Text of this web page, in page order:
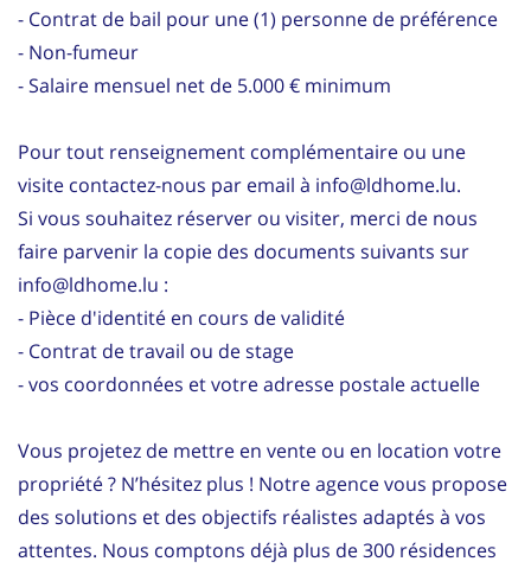
- Contrat de bail pour une (1) personne de préférence
- Non-fumeur
- Salaire mensuel net de 5.000 € minimum
Pour tout renseignement complémentaire ou une
visite contactez-nous par email à info@ldhome.lu.
Si vous souhaitez réserver ou visiter, merci de nous
faire parvenir la copie des documents suivants sur
info@ldhome.lu :
- Pièce d'identité en cours de validité
- Contrat de travail ou de stage
- vos coordonnées et votre adresse postale actuelle
Vous projetez de mettre en vente ou en location votre
propriété ? N’hésitez plus ! Notre agence vous propose
des solutions et des objectifs réalistes adaptés à vos
attentes. Nous comptons déjà plus de 300 résidences